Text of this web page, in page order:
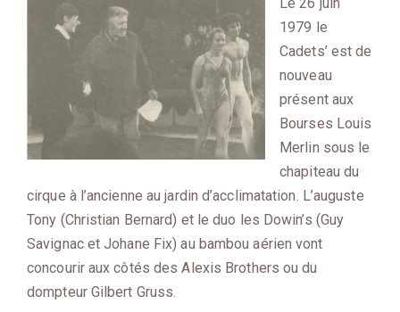
Le 26 juin
1979 le
Cadets’ est de
nouveau
présent aux
Bourses Louis
Merlin sous le
chapiteau du
cirque à l’ancienne au jardin d’acclimatation. L’auguste
Tony (Christian Bernard) et le duo les Dowin’s (Guy
Savignac et Johane Fix) au bambou aérien vont
concourir aux côtés des Alexis Brothers ou du
dompteur Gilbert Gruss.